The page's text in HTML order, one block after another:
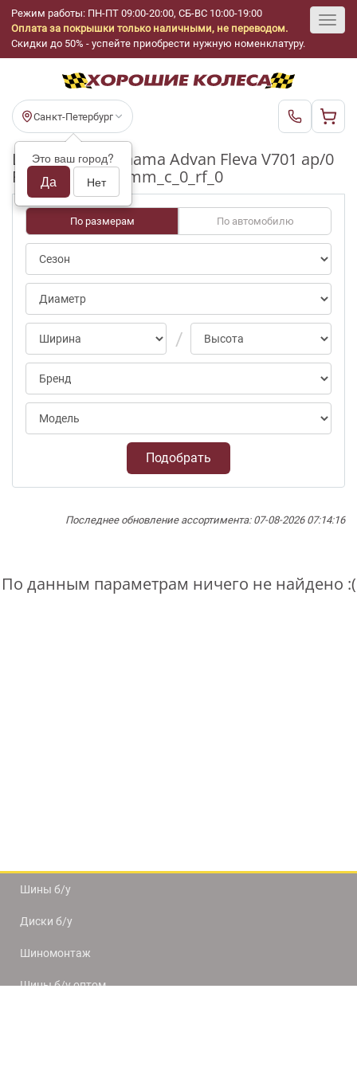
Режим работы: ПН-ПТ 09:00-20:00, СБ-ВС 10:00-19:00
Оплата за покрышки только наличными, не переводом.
Скидки до 50% - успейте приобрести нужную номенклатуру.
Санкт-Петербург
Это ваш город?
Да Нет
Шины бу Yokohama Advan Fleva V701 ap/0
R16_205_55_3-4mm_c_0_rf_0
По размерам По автомобилю
Подобрать
Последнее обновление ассортимента: 07-08-2026 07:14:16
По данным параметрам ничего не найдено :(
Шины б/у
Диски б/у
Шиномонтаж
Шины б/у оптом